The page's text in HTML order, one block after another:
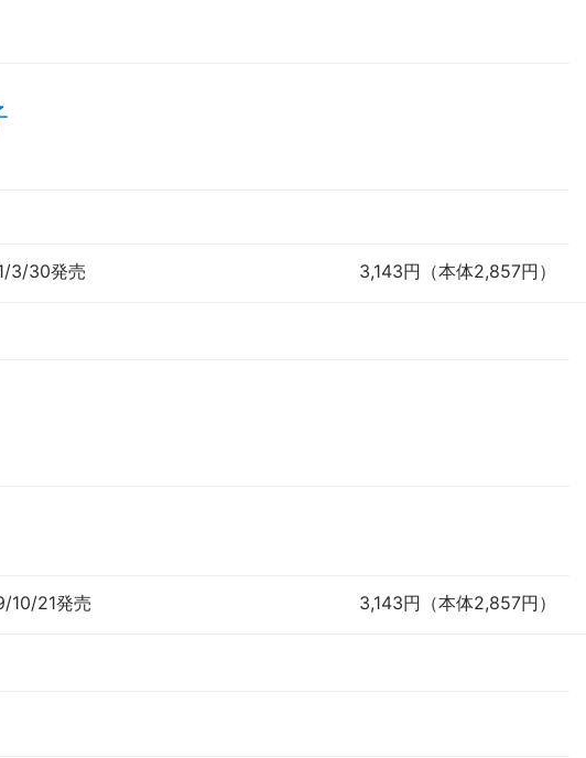
3/30発売 3,143円（本体2,857円）
10/21発売 3,143円（本体2,857円）